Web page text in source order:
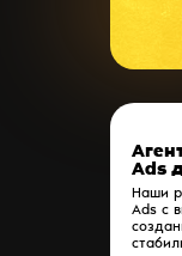
Наши
Ads c
Ads